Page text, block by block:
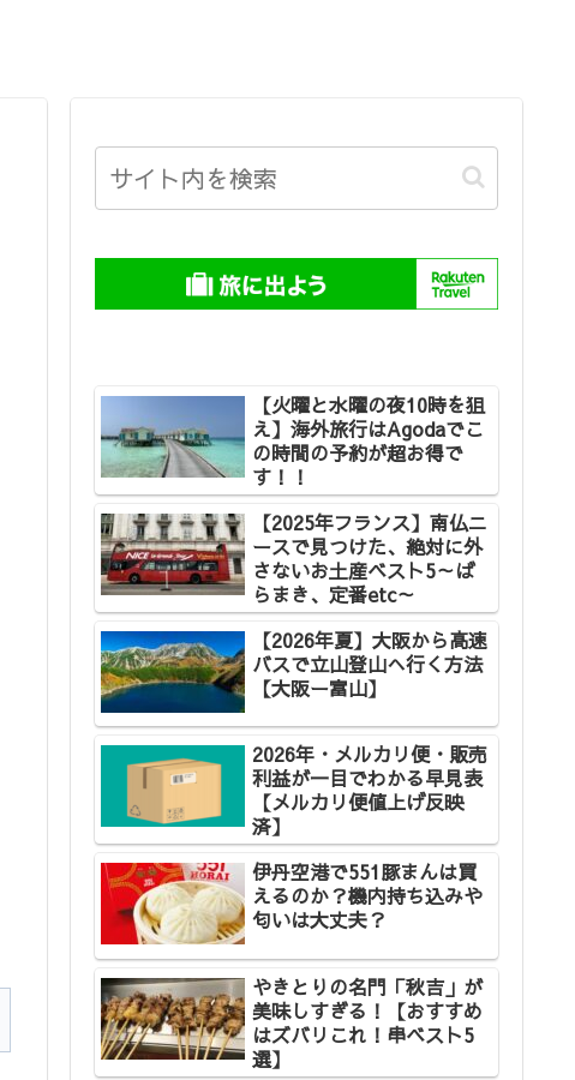
【火曜と水曜の夜10時を狙
え】海外旅行はAgodaでこ
の時間の予約が超お得で
す！！
【2025年フランス】南仏ニ
ースで見つけた、絶対に外
さないお土産ベスト5～ば
らまき、定番etc～
【2026年夏】大阪から高速
バスで立山登山へ行く方法
【大阪ー富山】
2026年・メルカリ便・販売
利益が一目でわかる早見表
【メルカリ便値上げ反映
済】
伊丹空港で551豚まんは買
えるのか？機内持ち込みや
匂いは大丈夫？
やきとりの名門「秋吉」が
美味しすぎる！【おすすめ
はズバリこれ！串ベスト5
選】